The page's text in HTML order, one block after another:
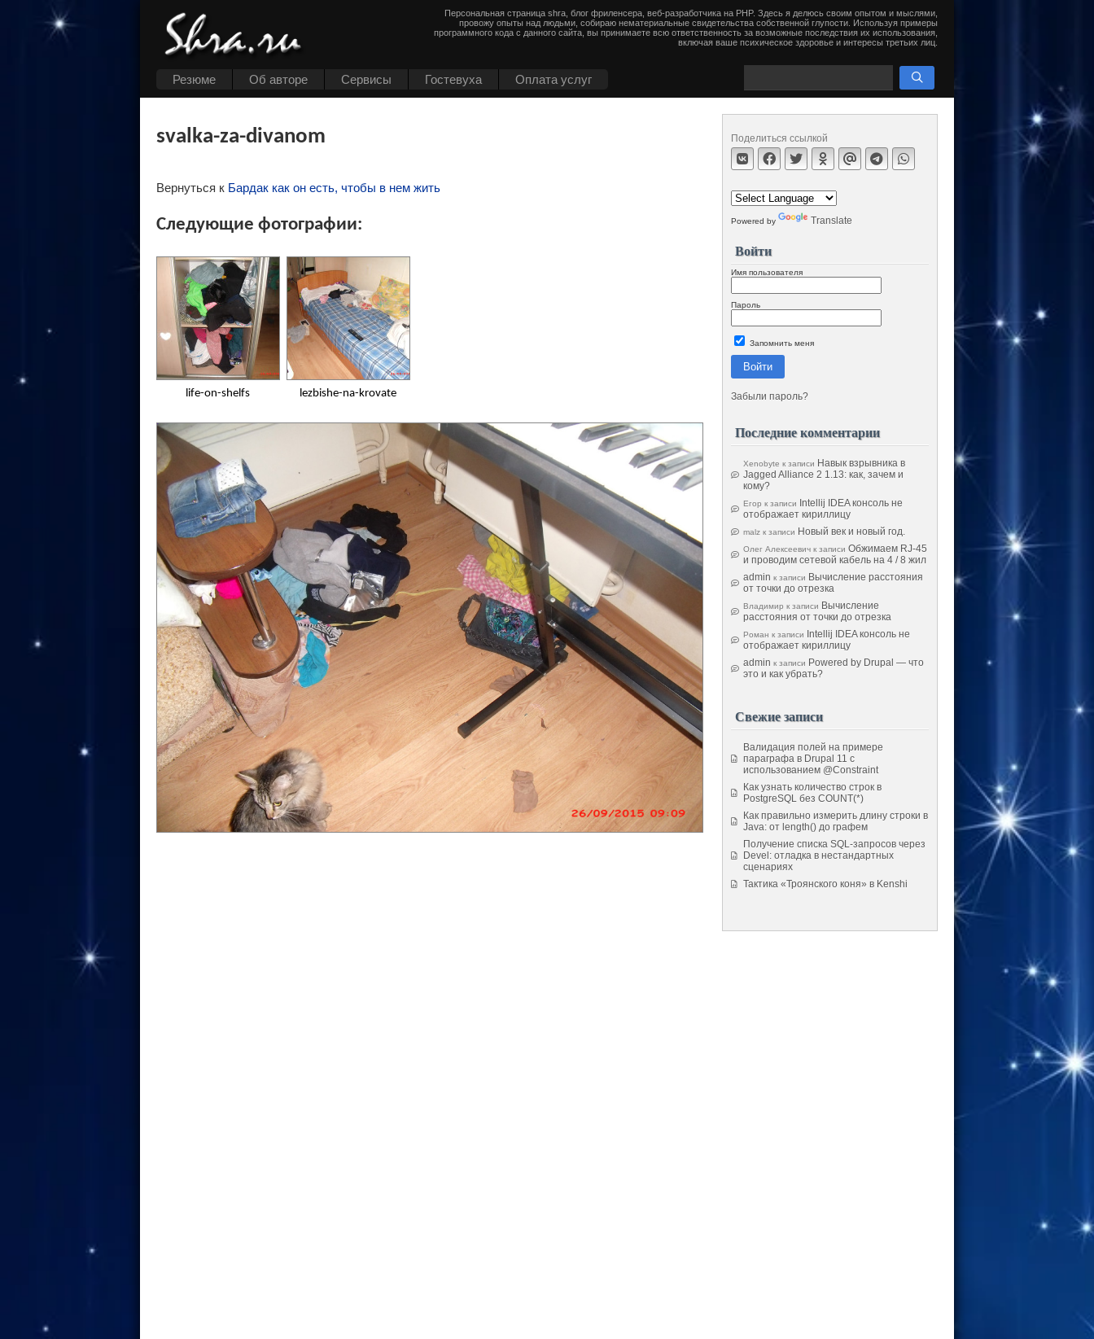
Резюме Об авторе Cервисы Гостевуха Оплата услуг
Персональная страница shra, блог фриленсера, веб-разработчика на PHP. Здесь я делюсь своим опытом и мыслями,
провожу опыты над людьми, собираю нематериальные свидетельства собственной глупости. Используя примеры
программного кода с данного сайта, вы принимаете всю ответственность за возможные последствия их использования,
включая ваше психическое здоровье и интересы третьих лиц.
svalka-za-divanom
Вернуться к Бардак как он есть, чтобы в нем жить
Следующие фотографии:
life-on-shelfs lezbishe-na-krovate
Поделиться ссылкой
Powered by Translate
Войти
Имя пользователя
Пароль
Запомнить меня
Войти
Забыли пароль?
Последние комментарии
Xenobyte к записи Навык взрывника в
Jagged Alliance 2 1.13: как, зачем и
кому?
Егор к записи
Intellij IDEA консоль не
отображает кириллицу
malz к записи Новый век и новый год.
Олег Алексеевич к записи Обжимаем RJ-45
и проводим сетевой кабель на 4 / 8 жил
admin к записи Вычисление расстояния
от точки до отрезка
Владимир к записи Вычисление
расстояния от точки до отрезка
Роман к записи
Intellij IDEA консоль не
отображает кириллицу
admin к записи Powered by Drupal — что
это и как убрать?
Свежие записи
Валидация полей на примере
параграфа в Drupal 11 с
использованием @Constraint
Как узнать количество строк в
PostgreSQL без COUNT(*)
Как правильно измерить длину строки в
Java: от length() до графем
Получение списка SQL-запросов через
Devel: отладка в нестандартных
сценариях
Тактика «Троянского коня» в Kenshi